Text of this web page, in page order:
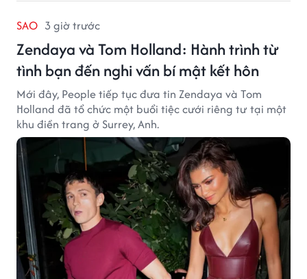
SAO 3 giờ trước
Zendaya và Tom Holland: Hành trình từ
tình bạn đến nghi vấn bí mật kết hôn
Mới đây, People tiếp tục đưa tin Zendaya và Tom
Holland đã tổ chức một buổi tiệc cưới riêng tư tại một
khu điền trang ở Surrey, Anh.